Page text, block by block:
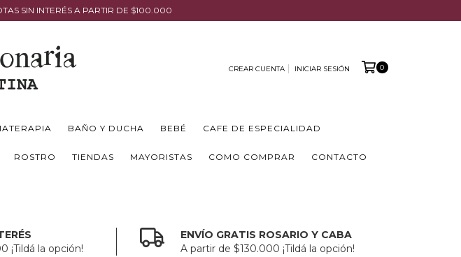
SIN INTERÉS A PARTIR DE $100.000
CREAR CUENTA INICIAR SESIÓN 0
BAÑO Y DUCHA BEBÉ CAFE DE ESPECIALIDAD
ROSTRO TIENDAS MAYORISTAS COMO COMPRAR CONTACTO
¡Tildá la opción!
ENVÍO GRATIS ROSARIO Y CABA
A partir de $130.000 ¡Tildá la opción!